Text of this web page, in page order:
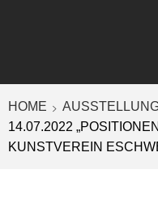
HOME
14.07.2022
KUNSTVEREIN